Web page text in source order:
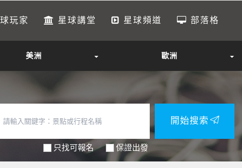
玩家 星球講堂 星球頻道 部落格
美洲 歐洲
只找可報名 保證出發
開始搜索